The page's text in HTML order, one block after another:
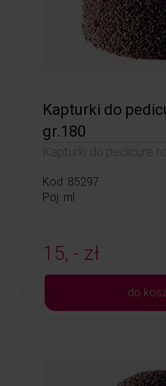
Kapturki do
gr.180
Kapturki do pedicure
Kod: 85297
Poj: ml
15, - zł
do